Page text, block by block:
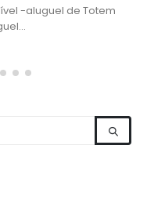
-aluguel de Totem